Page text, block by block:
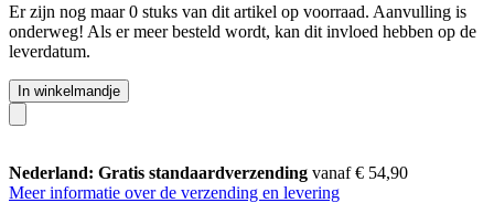
Er zijn nog maar 0 stuks van dit artikel op voorraad. Aanvulling is
onderweg! Als er meer besteld wordt, kan dit invloed hebben op de
leverdatum.
In winkelmandje
Nederland: Gratis standaardverzending vanaf € 54,90
Meer informatie over de verzending en levering